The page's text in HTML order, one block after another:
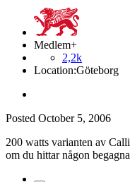
Medlem+
2,2k
Location:Göteborg
Posted October 5, 2006
200 watts varianten av
om du hittar någon